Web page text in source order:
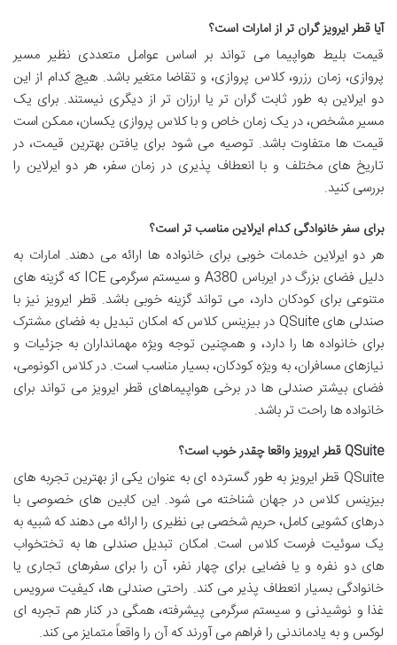
آیا قطر ایرویز گران تر از امارات است؟
قیمت بلیط هواپیما می تواند بر اساس عوامل متعددی نظیر مسیر
پروازی، زمان رزرو، کلاس پروازی، و تقاضا متغیر باشد. هیچ کدام از این
دو ایرلاین به طور ثابت گران تر یا ارزان تر از دیگری نیستند. برای یک
مسیر مشخص، در یک زمان خاص و با کلاس پروازی یکسان، ممکن است
قیمت ها متفاوت باشد. توصیه می شود برای یافتن بهترین قیمت، در
تاریخ های مختلف و با انعطاف پذیری در زمان سفر، هر دو ایرلاین را
بررسی کنید.
برای سفر خانوادگی کدام ایرلاین مناسب تر است؟
هر دو ایرلاین خدمات خوبی برای خانواده ها ارائه می دهند. امارات به
دلیل فضای بزرگ در ایرباس A380 و سیستم سرگرمی ICE که گزینه های
متنوعی برای کودکان دارد، می تواند گزینه خوبی باشد. قطر ایرویز نیز با
صندلی های QSuite در بیزینس کلاس که امکان تبدیل به فضای مشترک
برای خانواده ها را دارد، و همچنین توجه ویژه مهمانداران به جزئیات و
نیازهای مسافران، به ویژه کودکان، بسیار مناسب است. در کلاس اکونومی،
فضای بیشتر صندلی ها در برخی هواپیماهای قطر ایرویز می تواند برای
خانواده ها راحت تر باشد.
QSuite قطر ایرویز واقعا چقدر خوب است؟
QSuite قطر ایرویز به طور گسترده ای به عنوان یکی از بهترین تجربه های
بیزینس کلاس در جهان شناخته می شود. این کابین های خصوصی با
درهای کشویی کامل، حریم شخصی بی نظیری را ارائه می دهند که شبیه به
یک سوئیت فرست کلاس است. امکان تبدیل صندلی ها به تختخواب
های دو نفره و یا فضایی برای چهار نفر، آن را برای سفرهای تجاری یا
خانوادگی بسیار انعطاف پذیر می کند. راحتی صندلی ها، کیفیت سرویس
غذا و نوشیدنی و سیستم سرگرمی پیشرفته، همگی در کنار هم تجربه ای
لوکس و به یادماندنی را فراهم می آورند که آن را واقعاً متمایز می کند.